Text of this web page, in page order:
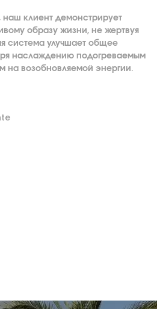
клиент демонстрирует
образу жизни, не жертвуя
система улучшает общее
наслаждению подогреваемым
возобновляемой энергии.